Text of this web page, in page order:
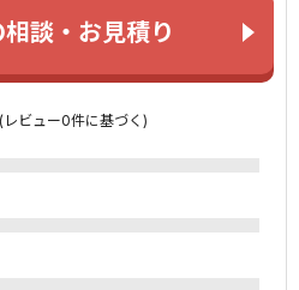
談・お見積り
ビュー0件に基づく)